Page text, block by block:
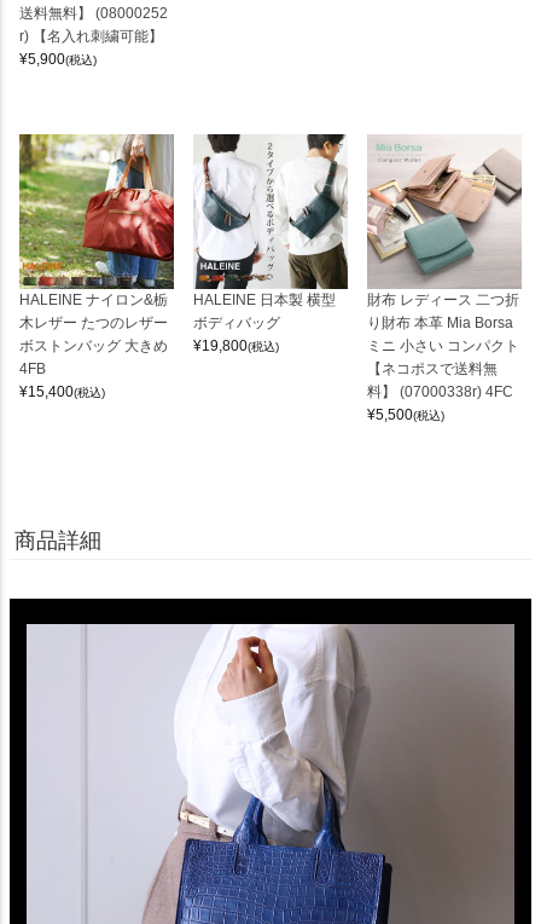
送料無料】 (08000252
r) 【名入れ刺繍可能】
¥5,900(税込)
HALEINE ナイロン&栃
木レザー たつのレザー
ボストンバッグ 大きめ
4FB
¥15,400(税込)
HALEINE 日本製 横型
ボディバッグ
¥19,800(税込)
財布 レディース 二つ折
り財布 本革 Mia Borsa
ミニ 小さい コンパクト
【ネコポスで送料無
料】 (07000338r) 4FC
¥5,500(税込)
商品詳細